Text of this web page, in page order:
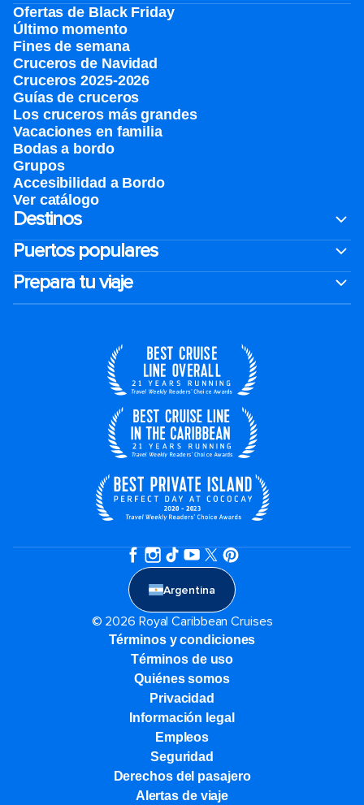
Ofertas de Black Friday
Último momento
Fines de semana
Cruceros de Navidad
Cruceros 2025-2026
Guías de cruceros
Los cruceros más grandes
Vacaciones en familia
Bodas a bordo
Grupos
Accesibilidad a Bordo
Ver catálogo
Destinos
Puertos populares
Prepara tu viaje
Argentina
© 2026 Royal Caribbean Cruises
Términos y condiciones
Términos de uso
Quiénes somos
Privacidad
Información legal
Empleos
Seguridad
Derechos del pasajero
Alertas de viaje